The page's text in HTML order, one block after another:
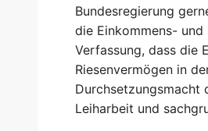
Bundesregierung
die Einkommens-
Verfassung, dass die
Riesenvermögen in
Durchsetzungsmacht
Leiharbeit und